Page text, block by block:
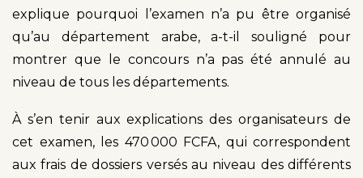
explique pourquoi l’examen n’a pu être organisé
qu’au département arabe, a-t-il souligné pour
montrer que le concours n’a pas été annulé au
niveau de tous les départements.
À s’en tenir aux explications des organisateurs de
cet examen, les 470 000 FCFA, qui correspondent
aux frais de dossiers versés au niveau des différents